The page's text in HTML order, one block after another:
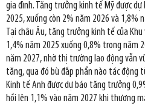
gia đình. Tăng trưởng kinh tế Mỹ được
2025, xuống còn 2% năm 2026 và 1,8%
Tại châu Âu, tăng trưởng kinh tế của
1,4% năm 2025 xuống 0,8% trong năm
năm 2027, nhờ thị trường lao động vẫn
tăng, qua đó bù đắp phần nào tác động
Kinh tế Anh được dự báo tăng trưởng
hồi lên 1,1% vào năm 2027 khi thương